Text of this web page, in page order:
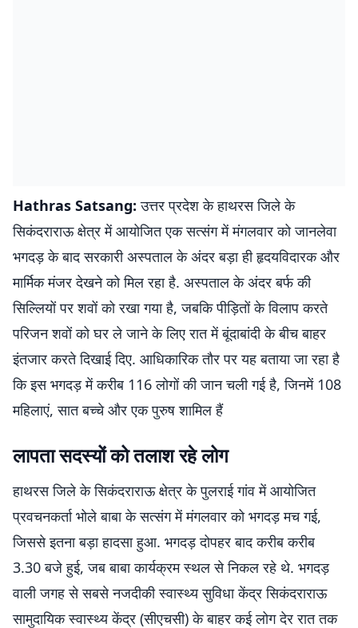
Hathras Satsang:उत्तर प्रदेश के हाथरस जिले के
सिकंदराराऊ क्षेत्र में आयोजित एक सत्संग में मंगलवार को जानलेवा
भगदड़ के बाद सरकारी अस्पताल के अंदर बड़ा ही हृदयविदारक और
मार्मिक मंजर देखने को मिल रहा है. अस्पताल के अंदर बर्फ की
सिल्लियों पर शवों को रखा गया है, जबकि पीड़ितों के विलाप करते
परिजन शवों को घर ले जाने के लिए रात में बूंदाबांदी के बीच बाहर
इंतजार करते दिखाई दिए. आधिकारिक तौर पर यह बताया जा रहा है
कि इस भगदड़ में करीब 116 लोगों की जान चली गई है, जिनमें 108
महिलाएं, सात बच्चे और एक पुरुष शामिल हैं
लापता सदस्यों को तलाश रहे लोग
हाथरस जिले के सिकंदराराऊ क्षेत्र के पुलराई गांव में आयोजित
प्रवचनकर्ता भोले बाबा के सत्संग में मंगलवार को भगदड़ मच गई,
जिससे इतना बड़ा हादसा हुआ. भगदड़ दोपहर बाद करीब करीब
3.30 बजे हुई, जब बाबा कार्यक्रम स्थल से निकल रहे थे. भगदड़
वाली जगह से सबसे नजदीकी स्वास्थ्य सुविधा केंद्र सिकंदराराऊ
सामुदायिक स्वास्थ्य केंद्र (सीएचसी) के बाहर कई लोग देर रात तक